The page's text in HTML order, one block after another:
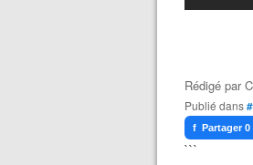
Rédigé par
Publié dans
f Partager 0
```